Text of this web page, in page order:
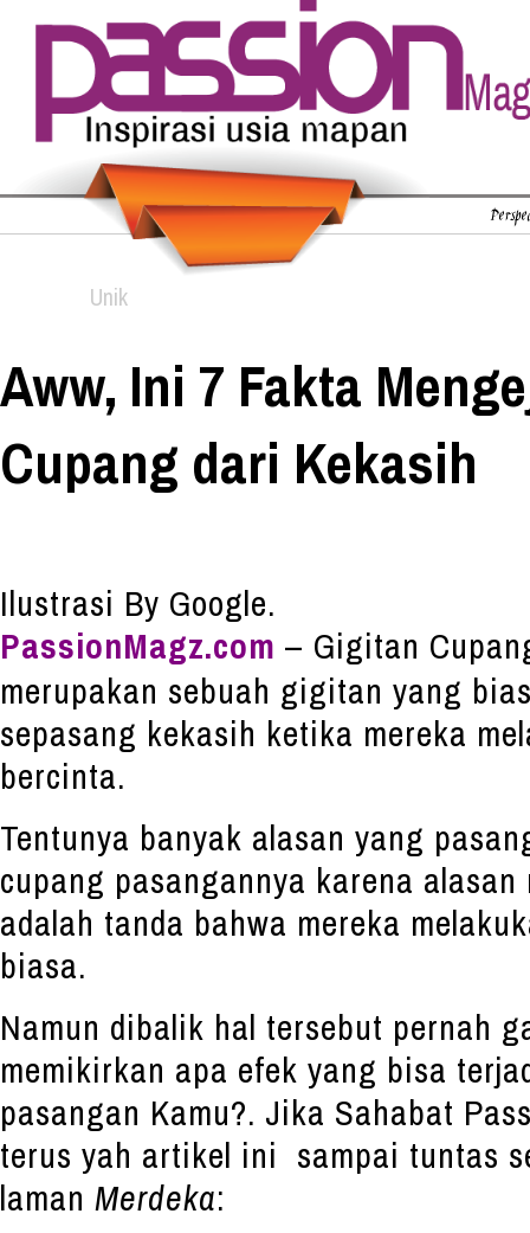
Unik
Aww, Ini 7 Fakta
Cupang dari Kekasih
Ilustrasi By Google.
PassionMagz.com – Gigitan
merupakan sebuah gigitan yang
sepasang kekasih ketika mereka
bercinta.
Tentunya banyak alasan yang
cupang pasangannya karena
adalah tanda bahwa mereka
biasa.
Namun dibalik hal tersebut pernah
memikirkan apa efek yang bisa
pasangan Kamu?. Jika Sahabat
terus yah artikel ini sampai tuntas
laman Merdeka: